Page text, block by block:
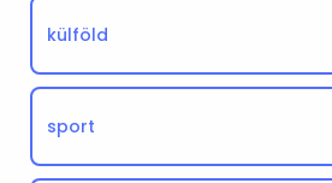
külföld
sport